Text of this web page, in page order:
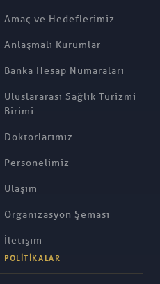
Amaç ve Hedeflerimiz
Anlaşmalı Kurumlar
Banka Hesap Numaraları
Uluslararası Sağlık Turizmi
Birimi
Doktorlarımız
Personelimiz
Ulaşım
Organizasyon Şeması
İletişim
POLITIKALAR